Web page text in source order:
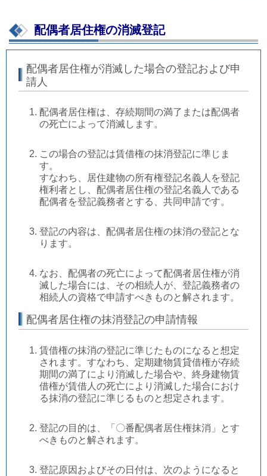
配偶者居住権の消滅登記
配偶者居住権が消滅した場合の登記および申
請人
配偶者居住権は、存続期間の満了または配偶者
の死亡によって消滅します。
この場合の登記は賃借権の抹消登記に準じま
す。
すなわち、居住建物の所有権登記名義人を登記
権利者とし、配偶者居住権の登記名義人である
配偶者を登記義務者とする、共同申請です。
登記の内容は、配偶者居住権の抹消の登記とな
ります。
なお、配偶者の死亡によって配偶者居住権が消
滅した場合には、その相続人が、登記義務者の
相続人の資格で申請すべきものと解されます。
配偶者居住権の抹消登記の申請情報
賃借権の抹消の登記に準じたものになると想定
されます。すなわち、定期建物賃貸借権が存続
期間の満了により消滅した場合や、終身建物賃
借権が賃借人の死亡により消滅した場合におけ
る抹消の登記に準じるものと想定されます。
登記の目的は、「〇番配偶者居住権抹消」とす
べきものと解されます。
登記原因およびその日付は、次のようになると